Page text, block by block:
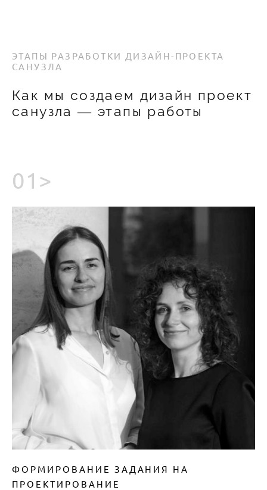
ЭТАПЫ РАЗРАБОТКИ ДИЗАЙН-ПРОЕКТА
САНУЗЛА
Как мы создаем дизайн проект
санузла ― этапы работы
01>
ФОРМИРОВАНИЕ ЗАДАНИЯ НА
ПРОЕКТИРОВАНИЕ